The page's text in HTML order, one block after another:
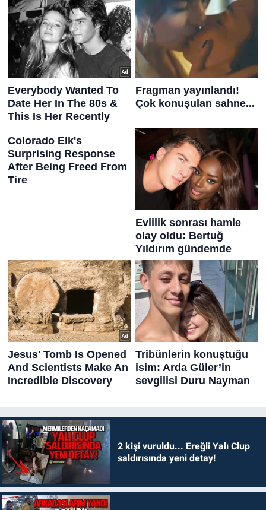
2 kişi vuruldu... Ereğli Yalı Clup
saldırısında yeni detay!